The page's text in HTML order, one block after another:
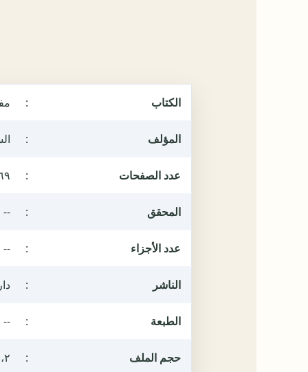
الكتاب :
المؤلف :
عدد الصفحات :
المحقق :
--
عدد الأجزاء :
--
الناشر :
الطبعة :
--
حجم الملف : ٦،٢